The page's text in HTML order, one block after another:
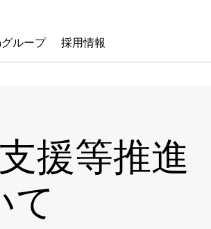
ループ 採用情報
援等推進
て